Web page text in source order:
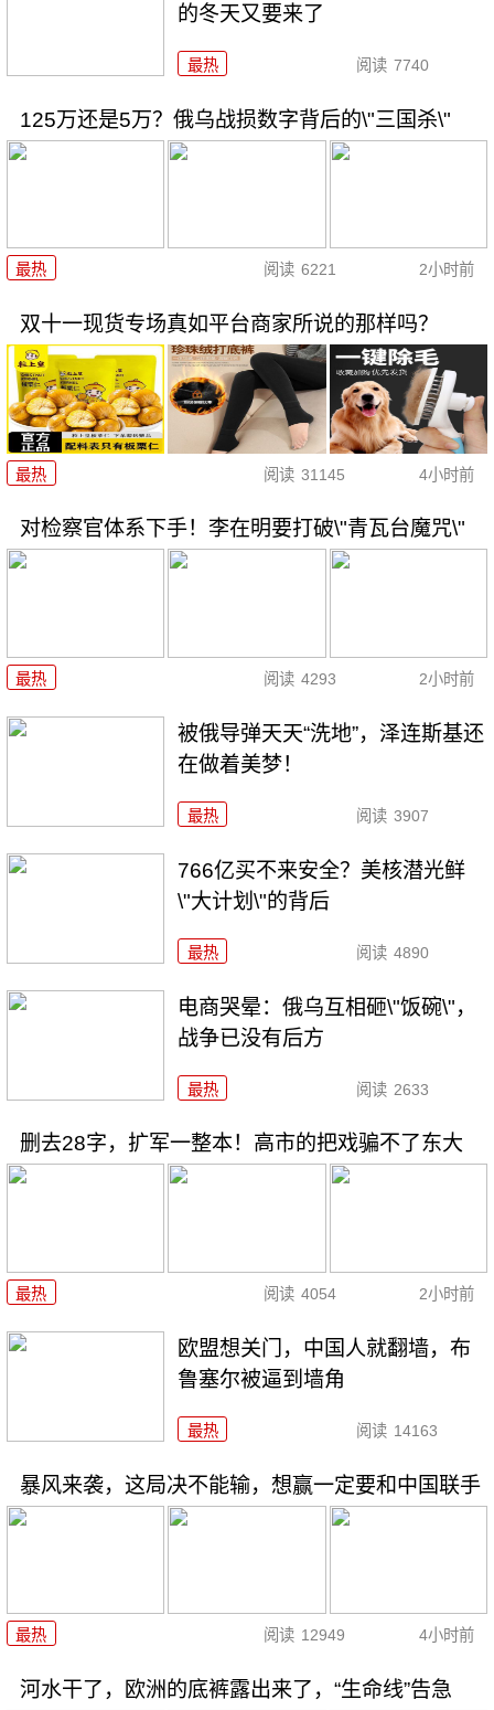
的冬天又要来了
最热 阅读 7740
125万还是5万？俄乌战损数字背后的\"三国杀\"
最热 阅读 6221 2小时前
双十一现货专场真如平台商家所说的那样吗？
最热 阅读 31145 4小时前
对检察官体系下手！李在明要打破\"青瓦台魔咒\"
最热 阅读 4293 2小时前
被俄导弹天天“洗地”，泽连斯基还
在做着美梦！
最热 阅读 3907
766亿买不来安全？美核潜光鲜
\"大计划\"的背后
最热 阅读 4890
电商哭晕：俄乌互相砸\"饭碗\"，
战争已没有后方
最热 阅读 2633
删去28字，扩军一整本！高市的把戏骗不了东大
最热 阅读 4054 2小时前
欧盟想关门，中国人就翻墙，布
鲁塞尔被逼到墙角
最热 阅读 14163
暴风来袭，这局决不能输，想赢一定要和中国联手
最热 阅读 12949 4小时前
河水干了，欧洲的底裤露出来了，“生命线”告急